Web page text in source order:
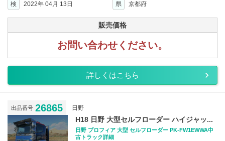
検
2022年 04月 13日 県 京都府
販売価格
お問い合わせください。
詳しくはこちら
出品番号 26865 日野
H18 日野 大型セルフローダー ハイジャッ...
日野 プロフィア 大型 セルフローダー PK-FW1EWWA中
古トラック詳細